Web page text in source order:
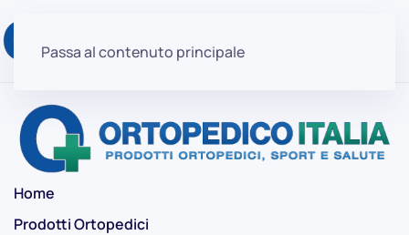
Passa al contenuto principale
Home
Prodotti Ortopedici